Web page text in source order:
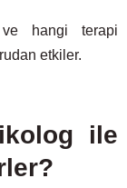
ve hangi terapi
etkiler.
ile